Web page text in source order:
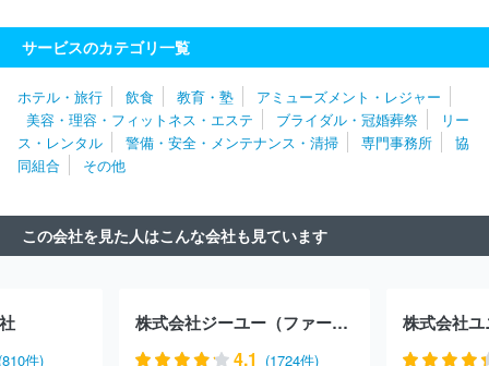
ＸＡ Ｔｅｃｈｎｏｌｏｇｙ
株式会社リクルートキャリア
日揮
ホールディングス株式会社
テック
吉本興業ホールディングス株式会社
株式会社テクノプロ
株式会社ワンスター
エイベックス株式会社
パーソルクロステク
ノロジー株式会社
フジパングループ本社株式会社
パーソルテン
プスタッフ株式会社
イオンフィナンシャルサービス株式会社
株式会社ジェイエイシー
リクルートメント
株式会社Ｕ‐ＮＥＸＴ ＨＯＬＤＩＮＧＳ
不動産レジデンシャルサービス株式会社
日研トータルソーシング株
サービスのカテゴリ一覧
ホテル・旅行 飲食 教育・塾
アミューズメント・レジャー
美容・理容・フィットネス・エステ
ブライダル・冠婚葬祭
リー
ス・レンタル
警備・安全・メンテナンス・清掃 専門事務所
協
同組合
その他
この会社を見た人はこんな会社も見ています
件)
株式会社ジーユー（ファーストリテイリンググループ）
4.1 (1724件)
株式会社